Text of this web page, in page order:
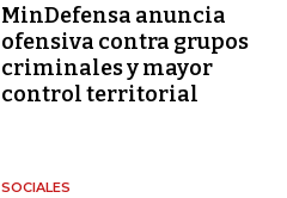
MinDefensa anuncia
ofensiva contra grupos
criminales y mayor
control territorial
SOCIALES